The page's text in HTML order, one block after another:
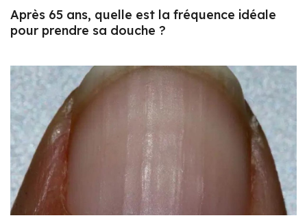
Après 65 ans, quelle est la fréquence idéale
pour prendre sa douche ?